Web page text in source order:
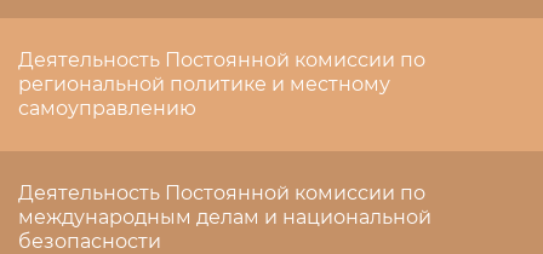
Деятельность Постоянной комиссии по
региональной политике и местному
самоуправлению
Деятельность Постоянной комиссии по
международным делам и национальной
безопасности